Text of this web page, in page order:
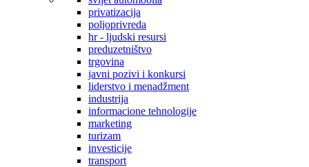
privatizacija
poljoprivreda
hr - ljudski resursi
preduzetništvo
trgovina
javni pozivi i konkursi
liderstvo i menadžment
industrija
informacione tehnologije
marketing
turizam
investicije
transport